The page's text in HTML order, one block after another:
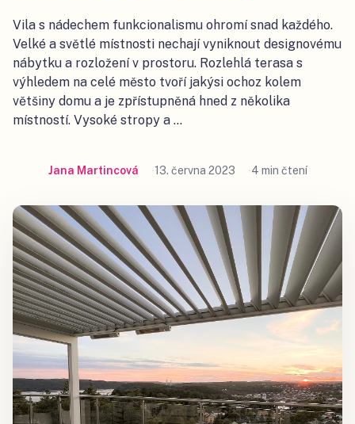
Vila s nádechem funkcionalismu ohromí snad každého.
Velké a světlé místnosti nechají vyniknout designovému
nábytku a rozložení v prostoru. Rozlehlá terasa s
výhledem na celé město tvoří jakýsi ochoz kolem
většiny domu a je zpřístupněná hned z několika
místností. Vysoké stropy a …
Jana Martincová 13. června 2023 4 min čtení